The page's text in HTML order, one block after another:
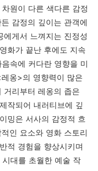
원이 다른 색다른 감정
감정의 깊이는 관객에
게서 느껴지는 진정성
화가 끝난 후에도 지속
속에 커다란 영향을 미
옹>의 영향력이 많은
거리부터 레옹의 좁은
작되어 내러티브에 깊
밍은 서사의 감정적 흐
인 요소와 영화 스토리
적 경험을 향상시키며
대를 초월한 예술 작